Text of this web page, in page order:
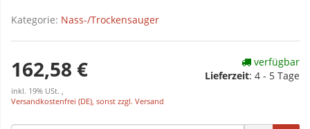
Kategorie: Nass-/Trockensauger
162,58 €
inkl. 19% USt. ,
Versandkostenfrei (DE), sonst zzgl. Versand
verfügbar
Lieferzeit: 4 - 5 Tage